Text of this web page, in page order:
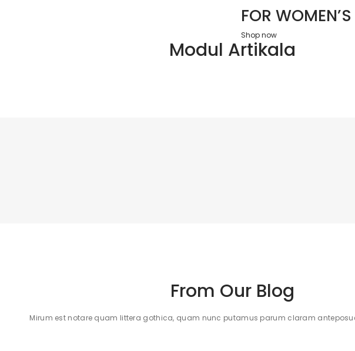
FOR WOMEN’S
Shop now
Modul Artikala
From Our Blog
Mirum est notare quam littera gothica, quam nunc putamus parum claram